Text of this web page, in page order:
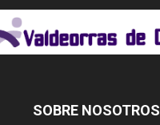
SOBRE NOSOTROS